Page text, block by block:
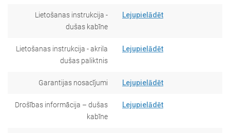
Lietošanas instrukcija -
dušas kabīne
Lejupielādēt
Lietošanas instrukcija - akrila
dušas paliktnis
Lejupielādēt
Garantijas nosacījumi Lejupielādēt
Drošības informācija – dušas
kabīne
Lejupielādēt